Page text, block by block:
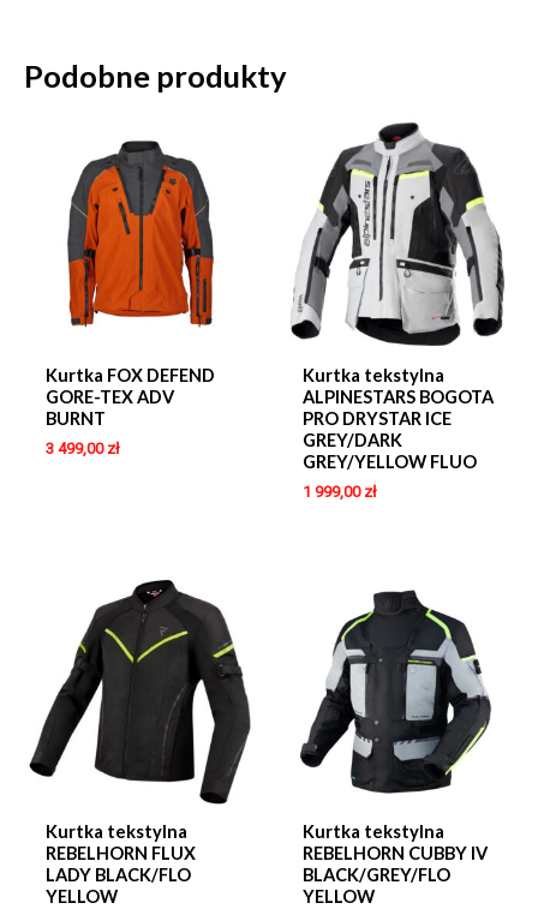
Podobne produkty
Kurtka FOX DEFEND
GORE-TEX ADV
BURNT
3 499,00 zł
Kurtka tekstylna
ALPINESTARS BOGOTA
PRO DRYSTAR ICE
GREY/DARK
GREY/YELLOW FLUO
1 999,00 zł
Kurtka tekstylna
REBELHORN FLUX
LADY BLACK/FLO
YELLOW
Kurtka tekstylna
REBELHORN CUBBY IV
BLACK/GREY/FLO
YELLOW